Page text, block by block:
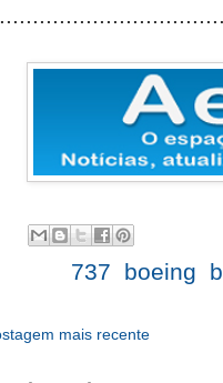
737 boeing
mais recente